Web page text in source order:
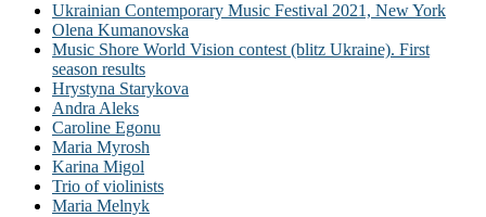
Ukrainian Contemporary Music Festival 2021, New York
Olena Kumanovska
Music Shore World Vision contest (blitz Ukraine). First
season results
Hrystyna Starykova
Andra Aleks
Caroline Egonu
Maria Myrosh
Karina Migol
Trio of violinists
Maria Melnyk